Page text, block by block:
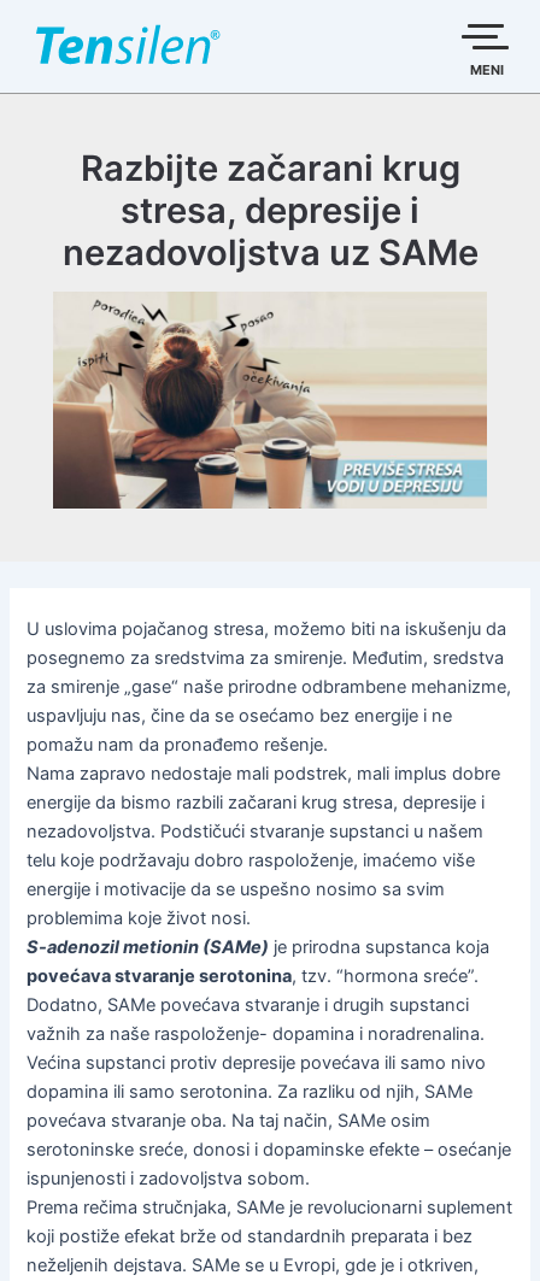
садржај
MENI
Razbijte začarani krug
stresa, depresije i
nezadovoljstva uz SAMe
U uslovima pojačanog stresa, možemo biti na iskušenju da
posegnemo za sredstvima za smirenje. Međutim, sredstva
za smirenje „gase“ naše prirodne odbrambene mehanizme,
uspavljuju nas, čine da se osećamo bez energije i ne
pomažu nam da pronađemo rešenje.
Nama zapravo nedostaje mali podstrek, mali implus dobre
energije da bismo razbili začarani krug stresa, depresije i
nezadovoljstva. Podstičući stvaranje supstanci u našem
telu koje podržavaju dobro raspoloženje, imaćemo više
energije i motivacije da se uspešno nosimo sa svim
problemima koje život nosi.
S-adenozil metionin (SAMe) je prirodna supstanca koja
povećava stvaranje serotonina, tzv. “hormona sreće”.
Dodatno, SAMe povećava stvaranje i drugih supstanci
važnih za naše raspoloženje- dopamina i noradrenalina.
Većina supstanci protiv depresije povećava ili samo nivo
dopamina ili samo serotonina. Za razliku od njih, SAMe
povećava stvaranje oba. Na taj način, SAMe osim
serotoninske sreće, donosi i dopaminske efekte – osećanje
ispunjenosti i zadovoljstva sobom.
Prema rečima stručnjaka, SAMe je revolucionarni suplement
koji postiže efekat brže od standardnih preparata i bez
neželjenih dejstava. SAMe se u Evropi, gde je i otkriven,